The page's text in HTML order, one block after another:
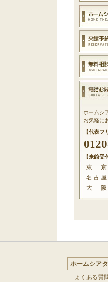
ホームシ
お気軽に
【代表フ
【来館受
東 京
名 古 屋
大 阪
ホームシア
よくある質